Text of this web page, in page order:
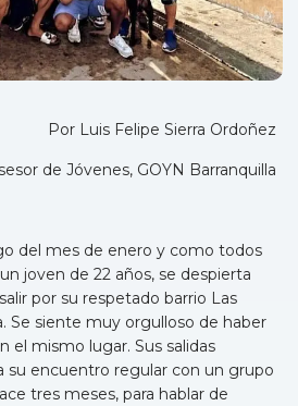
Por Luis Felipe Sierra Ordoñez
de Jóvenes, GOYN Barranquilla
del mes de enero y como todos
joven de 22 años, se despierta
por su respetado barrio Las
Se siente muy orgulloso de haber
el mismo lugar. Sus salidas
su encuentro regular con un grupo
tres meses, para hablar de